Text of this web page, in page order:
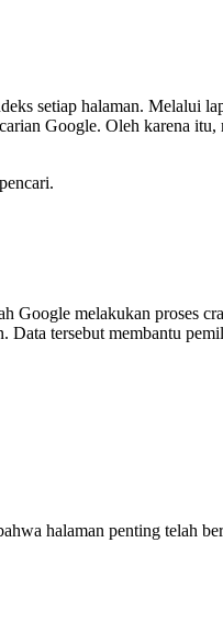
setiap halaman. Melalui
Google. Oleh karena
Google melakukan proses
Data tersebut membantu
halaman penting telah